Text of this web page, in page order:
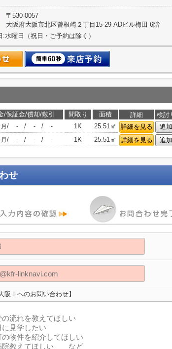
〒530-0057
大阪府大阪市北区曾根崎２丁目15-29 ADビル梅田 6階
曜日（祝日・ご予約は除く）
/保証金/償却/敷引 間取り 面積 詳細
検討
/ - / - / - 1K 25.51㎡ 詳細を見る
追
/ - / - / - 1K 25.51㎡ 詳細を見る 追
せ
阪Ⅱへのお問い合わせ】